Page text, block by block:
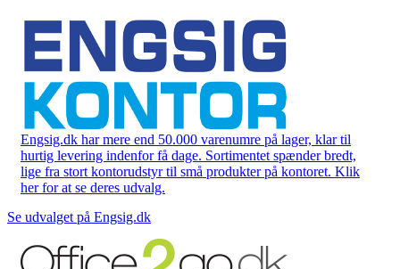
Engsig.dk har mere end 50.000 varenumre på lager, klar til
hurtig levering indenfor få dage. Sortimentet spænder bredt,
lige fra stort kontorudstyr til små produkter på kontoret. Klik
her for at se deres udvalg.
Se udvalget på Engsig.dk